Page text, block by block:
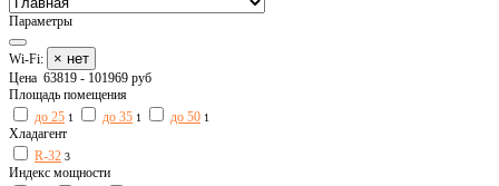
Параметры
Wi-Fi: × нет
Цена 63819 - 101969 руб
Площадь помещения
до 25 1 до 35 1 до 50 1
Хладагент
R-32 3
Индекс мощности